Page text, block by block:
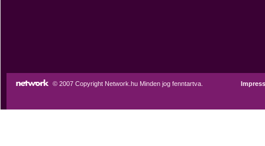
© 2007 Copyright Network.hu Minden jog fenntartva.